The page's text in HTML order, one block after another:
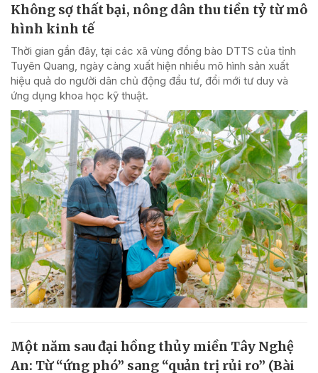
Không sợ thất bại, nông dân thu tiền tỷ từ mô
hình kinh tế
Thời gian gần đây, tại các xã vùng đồng bào DTTS của tỉnh
Tuyên Quang, ngày càng xuất hiện nhiều mô hình sản xuất
hiệu quả do người dân chủ động đầu tư, đổi mới tư duy và
ứng dụng khoa học kỹ thuật.
Một năm sau đại hồng thủy miền Tây Nghệ
An: Từ “ứng phó” sang “quản trị rủi ro” (Bài